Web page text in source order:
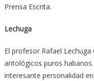
Prensa Escrita.
Lechuga
El profesor Rafael
antológicos puros
interesante personalidad